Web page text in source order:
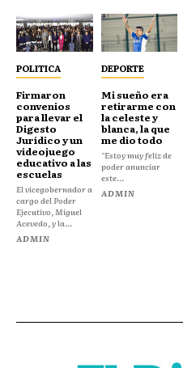
POLITICA
Firmaron
convenios
para llevar el
Digesto
Jurídico y un
videojuego
educativo a las
escuelas
El vicegobernador a
cargo del Poder
Ejecutivo, Miguel
Acevedo, y la...
ADMIN
DEPORTE
Mi sueño era
retirarme con
la celeste y
blanca, la que
me dio todo
"Estoy muy feliz de
poder anunciar
este...
ADMIN